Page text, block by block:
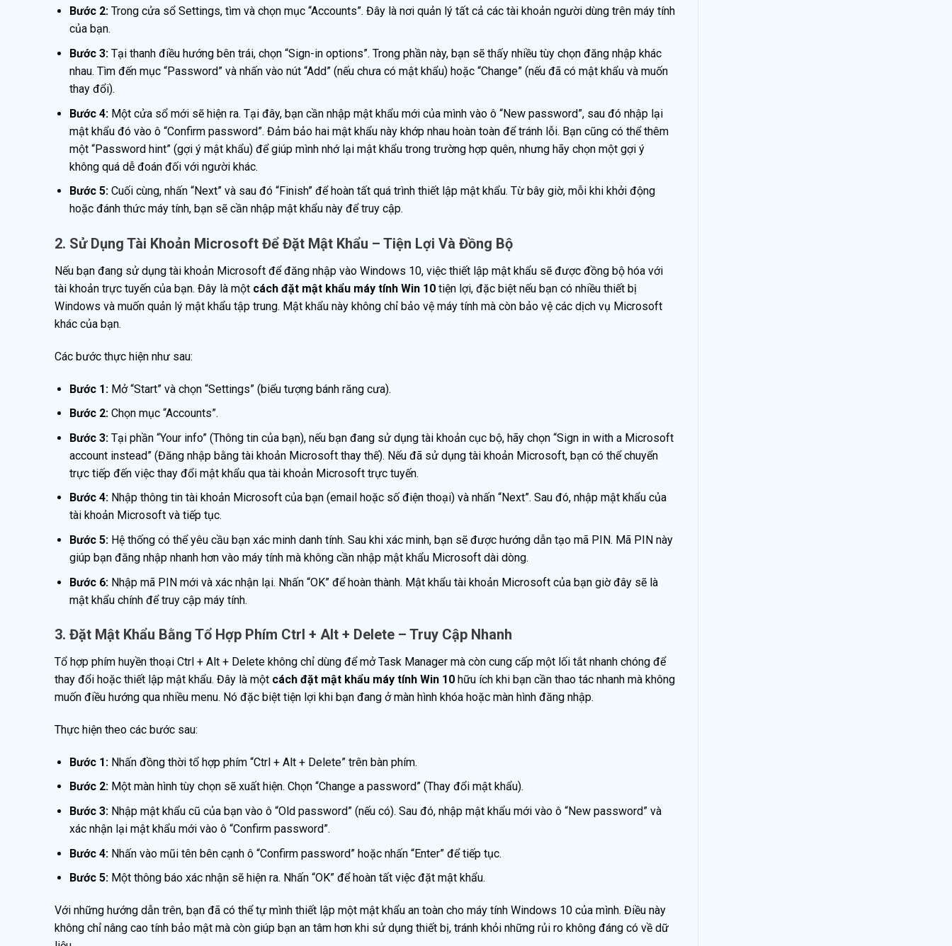
Bước 2:Trong cửa sổ Settings, tìm và chọn mục “Accounts”. Đây là nơi quản lý tất cả các tài khoản người dùng trên máy tính
của bạn.
Bước 3:Tại thanh điều hướng bên trái, chọn “Sign-in options”. Trong phần này, bạn sẽ thấy nhiều tùy chọn đăng nhập khác
nhau. Tìm đến mục “Password” và nhấn vào nút “Add” (nếu chưa có mật khẩu) hoặc “Change” (nếu đã có mật khẩu và muốn
thay đổi).
Bước 4:Một cửa sổ mới sẽ hiện ra. Tại đây, bạn cần nhập mật khẩu mới của mình vào ô “New password”, sau đó nhập lại
mật khẩu đó vào ô “Confirm password”. Đảm bảo hai mật khẩu này khớp nhau hoàn toàn để tránh lỗi. Bạn cũng có thể thêm
một “Password hint” (gợi ý mật khẩu) để giúp mình nhớ lại mật khẩu trong trường hợp quên, nhưng hãy chọn một gợi ý
không quá dễ đoán đối với người khác.
Bước 5:Cuối cùng, nhấn “Next” và sau đó “Finish” để hoàn tất quá trình thiết lập mật khẩu. Từ bây giờ, mỗi khi khởi động
hoặc đánh thức máy tính, bạn sẽ cần nhập mật khẩu này để truy cập.
2. Sử Dụng Tài Khoản Microsoft Để Đặt Mật Khẩu – Tiện Lợi Và Đồng Bộ
Nếu bạn đang sử dụng tài khoản Microsoft để đăng nhập vào Windows 10, việc thiết lập mật khẩu sẽ được đồng bộ hóa với
tài khoản trực tuyến của bạn. Đây là một cách đặt mật khẩu máy tính Win 10 tiện lợi, đặc biệt nếu bạn có nhiều thiết bị
Windows và muốn quản lý mật khẩu tập trung. Mật khẩu này không chỉ bảo vệ máy tính mà còn bảo vệ các dịch vụ Microsoft
khác của bạn.
Các bước thực hiện như sau:
Bước 1:Mở “Start” và chọn “Settings” (biểu tượng bánh răng cưa).
Bước 2:Chọn mục “Accounts”.
Bước 3:Tại phần “Your info” (Thông tin của bạn), nếu bạn đang sử dụng tài khoản cục bộ, hãy chọn “Sign in with a Microsoft
account instead” (Đăng nhập bằng tài khoản Microsoft thay thế). Nếu đã sử dụng tài khoản Microsoft, bạn có thể chuyển
trực tiếp đến việc thay đổi mật khẩu qua tài khoản Microsoft trực tuyến.
Bước 4:Nhập thông tin tài khoản Microsoft của bạn (email hoặc số điện thoại) và nhấn “Next”. Sau đó, nhập mật khẩu của
tài khoản Microsoft và tiếp tục.
Bước 5:Hệ thống có thể yêu cầu bạn xác minh danh tính. Sau khi xác minh, bạn sẽ được hướng dẫn tạo mã PIN. Mã PIN này
giúp bạn đăng nhập nhanh hơn vào máy tính mà không cần nhập mật khẩu Microsoft dài dòng.
Bước 6:Nhập mã PIN mới và xác nhận lại. Nhấn “OK” để hoàn thành. Mật khẩu tài khoản Microsoft của bạn giờ đây sẽ là
mật khẩu chính để truy cập máy tính.
3. Đặt Mật Khẩu Bằng Tổ Hợp Phím Ctrl + Alt + Delete – Truy Cập Nhanh
Tổ hợp phím huyền thoại Ctrl + Alt + Delete không chỉ dùng để mở Task Manager mà còn cung cấp một lối tắt nhanh chóng để
thay đổi hoặc thiết lập mật khẩu. Đây là một cách đặt mật khẩu máy tính Win 10 hữu ích khi bạn cần thao tác nhanh mà không
muốn điều hướng qua nhiều menu. Nó đặc biệt tiện lợi khi bạn đang ở màn hình khóa hoặc màn hình đăng nhập.
Thực hiện theo các bước sau:
Bước 1:Nhấn đồng thời tổ hợp phím “Ctrl + Alt + Delete” trên bàn phím.
Bước 2:Một màn hình tùy chọn sẽ xuất hiện. Chọn “Change a password” (Thay đổi mật khẩu).
Bước 3:Nhập mật khẩu cũ của bạn vào ô “Old password” (nếu có). Sau đó, nhập mật khẩu mới vào ô “New password” và
xác nhận lại mật khẩu mới vào ô “Confirm password”.
Bước 4:Nhấn vào mũi tên bên cạnh ô “Confirm password” hoặc nhấn “Enter” để tiếp tục.
Bước 5:Một thông báo xác nhận sẽ hiện ra. Nhấn “OK” để hoàn tất việc đặt mật khẩu.
Với những hướng dẫn trên, bạn đã có thể tự mình thiết lập một mật khẩu an toàn cho máy tính Windows 10 của mình. Điều này
không chỉ nâng cao tính bảo mật mà còn giúp bạn an tâm hơn khi sử dụng thiết bị, tránh khỏi những rủi ro không đáng có về dữ